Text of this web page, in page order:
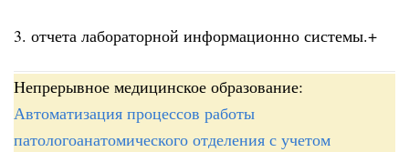
3. отчета лабораторной информационно системы.+
Непрерывное медицинское образование:
Автоматизация процессов работы
патологоанатомического отделения с учетом